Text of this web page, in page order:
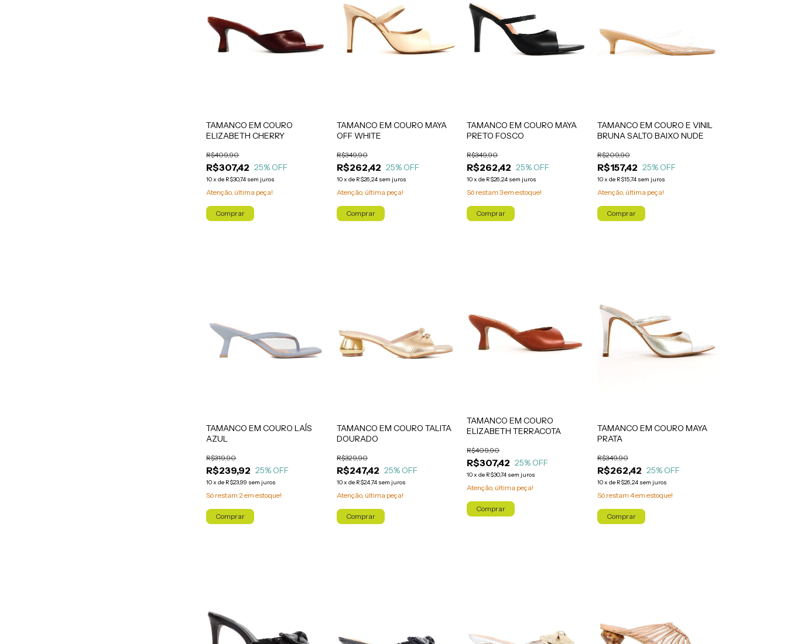
TAMANCO EM COURO
ELIZABETH CHERRY
R$307,42
R$409,90
25% OFF
10xde R$30,74 sem juros
Atenção, última peça!
Comprar
TAMANCO EM COURO MAYA
OFF WHITE
R$262,42
R$349,90
25% OFF
10x de R$26,24 sem juros
Atenção, última peça!
Comprar
TAMANCO EM COURO MAYA
PRETO FOSCO
R$262,42
R$349,90
25% OFF
10xde R$26,24 sem juros
Só restam3em estoque!
Comprar
TAMANCO EM COURO E VINIL
BRUNA SALTO BAIXO NUDE
R$157,42
R$209,90
25% OFF
10x de R$15,74 sem juros
Atenção, última peça!
Comprar
TAMANCO EM COURO LAÍS
AZUL
R$239,92
R$319,90
25% OFF
10xde R$23,99 sem juros
Só restam2em estoque!
Comprar
TAMANCO EM COURO TALITA
DOURADO
R$247,42
R$329,90
25% OFF
10x de R$24,74 sem juros
Atenção, última peça!
Comprar
TAMANCO EM COURO
ELIZABETH TERRACOTA
R$307,42
R$409,90
25% OFF
10xde R$30,74 sem juros
Atenção, última peça!
Comprar
TAMANCO EM COURO MAYA
PRATA
R$262,42
R$349,90
25% OFF
10x de R$26,24 sem juros
Só restam 4em estoque!
Comprar